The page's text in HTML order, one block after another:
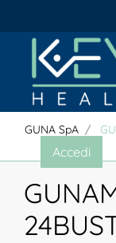
Accedi
GUNA SpA